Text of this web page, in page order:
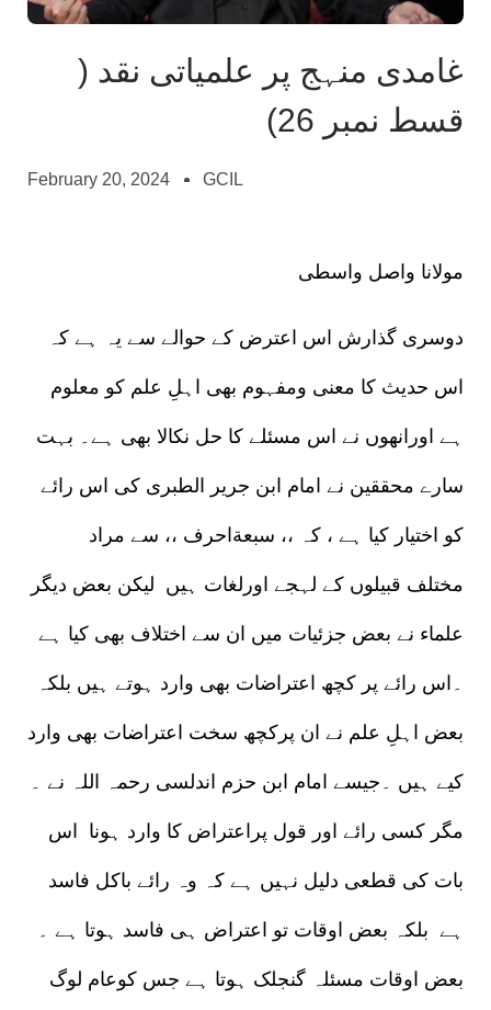
غامدی منہج پر علمیاتی نقد (
قسط نمبر 26)
February 20, 2024 GCIL
مولانا واصل واسطی
دوسری گذارش اس اعترض کے حوالے سے یہ ہے کہ
اس حدیث کا معنی ومفہوم بھی اہلِ علم کو معلوم
ہے اورانھوں نے اس مسئلے کا حل نکالا بھی ہے۔ بہت
سارے محققین نے امام ابن جریر الطبری کی اس رائے
کو اختیار کیا ہے ، کہ ،، سبعةاحرف ،، سے مراد
مختلف قبیلوں کے لہجے اورلغات ہیں لیکن بعض دیگر
علماء نے بعض جزئیات میں ان سے اختلاف بھی کیا ہے
۔اس رائے پر کچھ اعتراضات بھی وارد ہوتے ہیں بلکہ
بعض اہلِ علم نے ان پرکچھ سخت اعتراضات بھی وارد
کیے ہیں ۔جیسے امام ابن حزم اندلسی رحمہ اللہ نے ۔
مگر کسی رائے اور قول پراعتراض کا وارد ہونا اس
بات کی قطعی دلیل نہیں ہے کہ وہ رائے باکل فاسد
ہے بلکہ بعض اوقات تو اعتراض ہی فاسد ہوتا ہے ۔
بعض اوقات مسئلہ گنجلک ہوتا ہے جس کوعام لوگ